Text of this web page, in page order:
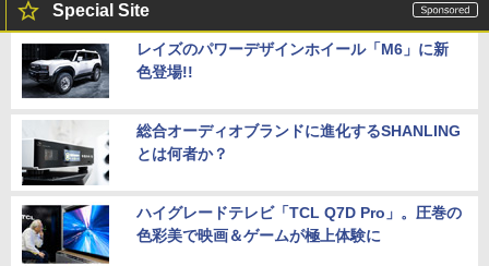
Special Site
レイズのパワーデザインホイール「M6」に新
色登場!!
総合オーディオブランドに進化するSHANLING
とは何者か？
ハイグレードテレビ「TCL Q7D Pro」。圧巻の
色彩美で映画＆ゲームが極上体験に